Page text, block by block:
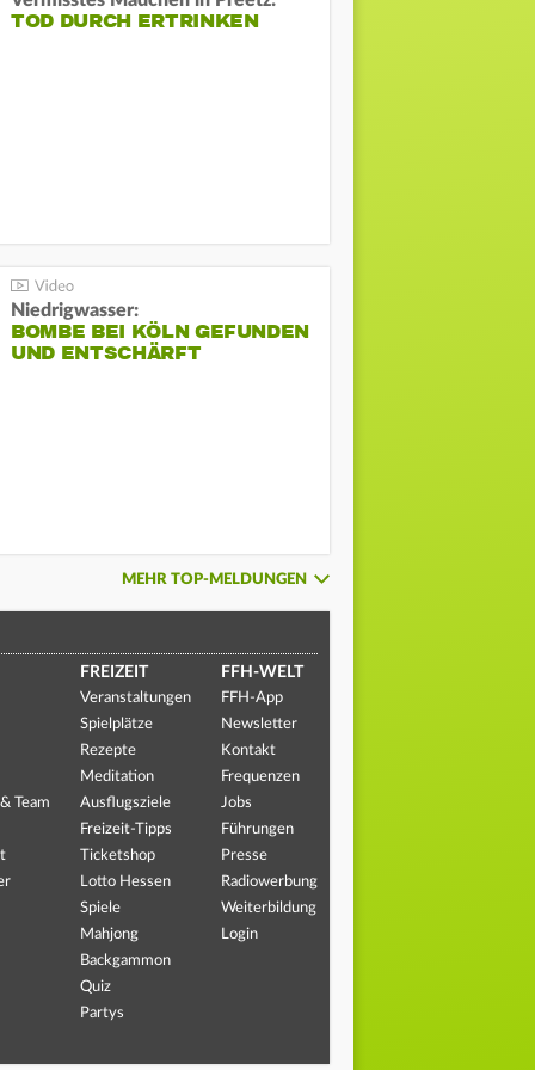
TOD DURCH ERTRINKEN
Niedrigwasser:
BOMBE BEI KÖLN GEFUNDEN
UND ENTSCHÄRFT
MEHR TOP-MELDUNGEN
Team
FREIZEIT
Veranstaltungen
Spielplätze
Rezepte
Meditation
Ausflugsziele
Freizeit-Tipps
Ticketshop
Lotto Hessen
Spiele
Mahjong
Backgammon
Quiz
Partys
FFH-WELT
FFH-App
Newsletter
Kontakt
Frequenzen
Jobs
Führungen
Presse
Radiowerbung
Weiterbildung
Login